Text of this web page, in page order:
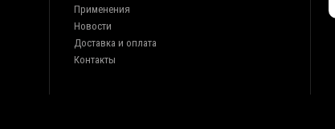
Применения
Новости
Доставка и оплата
Контакты